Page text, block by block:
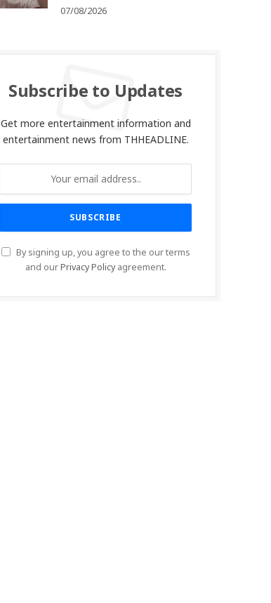
07/08/2026
Subscribe to Updates
Get more entertainment information and
entertainment news from THHEADLINE.
By signing up, you agree to the our terms
and ourPrivacy Policyagreement.